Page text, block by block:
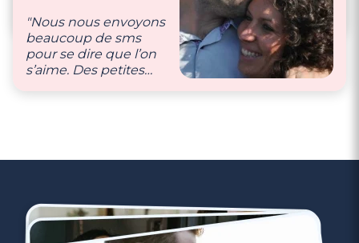
vacances, cinéma,
ballade… Après deux
petits on essaye de se
trouver des moments
rien qu’à deux."
"Nous nous envoyons
beaucoup de sms
pour se dire que l’on
s’aime. Des petites